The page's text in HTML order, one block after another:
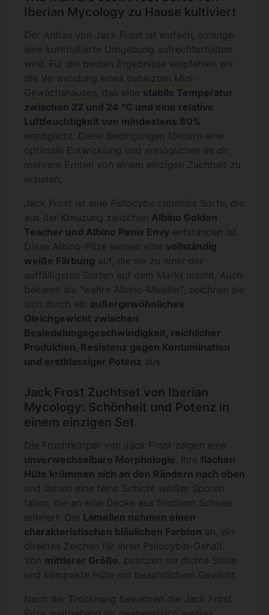
Iberian Mycology zu Hause kultiviert
Der Anbau von Jack Frost ist einfach, solange
eine kontrollierte Umgebung aufrechterhalten
wird. Für die besten Ergebnisse empfehlen wir
die Verwendung eines beheizten Mini-
Gewächshauses, das eine stabile Temperatur
zwischen 22 und 24 °C und eine relative
Luftfeuchtigkeit von mindestens 80%
ermöglicht. Diese Bedingungen fördern eine
optimale Entwicklung und ermöglichen es dir,
mehrere Ernten von einem einzigen Zuchtset zu
erzielen.
Jack Frost ist eine Psilocybe cubensis Sorte, die
aus der Kreuzung zwischen Albino Golden
Teacher und Albino Penis Envy entstanden ist.
Diese Albino-Pilze weisen eine vollständig
weiße Färbung auf, die sie zu einer der
auffälligsten Sorten auf dem Markt macht. Auch
bekannt als "wahre Albino-Meister", zeichnen sie
sich durch ein außergewöhnliches
Gleichgewicht zwischen
Besiedelungsgeschwindigkeit, reichlicher
Produktion, Resistenz gegen Kontamination
und erstklassiger Potenz aus.
Jack Frost Zuchtset von Iberian
Mycology: Schönheit und Potenz in
einem einzigen Set
Die Fruchtkörper von Jack Frost zeigen eine
unverwechselbare Morphologie. Ihre flachen
Hüte krümmen sich an den Rändern nach oben
und lassen eine feine Schicht weißer Sporen
fallen, die an eine Decke aus frischem Schnee
erinnert. Die Lamellen nehmen einen
charakteristischen bläulichen Farbton an, ein
direktes Zeichen für ihren Psilocybin-Gehalt.
Von mittlerer Größe, besitzen sie dichte Stiele
und kompakte Hüte mit beachtlichem Gewicht.
Nach der Trocknung bewahren die Jack Frost